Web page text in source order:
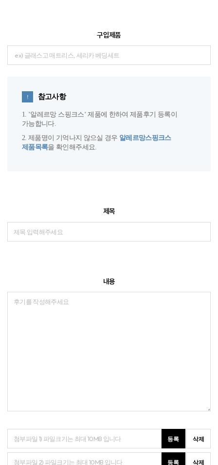
구입제품
! 참고사항​
1. ‘알레르망 스핑크스‘ 제품에 한하여 제품후기 등록이
가능합니다.​
2. 제품명이 기억나지 않으실 경우 알레르망스핑크스
제품목록을 확인해주세요.​
제목
내용
등록 삭제
등록 삭제